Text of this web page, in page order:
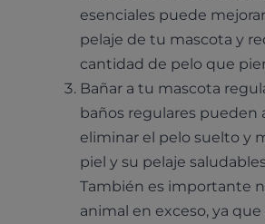
esenciales puede
pelaje de tu mascota y
cantidad de pelo que
Bañar a tu mascota
baños regulares pueden
eliminar el pelo suelto y
piel y su pelaje
También es importante
animal en exceso, ya